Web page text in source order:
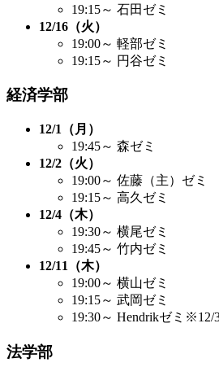
19:15～ 石田ゼミ
12/16（火）
19:00～ 軽部ゼミ
19:15～ 円谷ゼミ
経済学部
12/1（月）
19:45～ 森ゼミ
12/2（火）
19:00～ 佐藤（主）ゼミ
19:15～ 高久ゼミ
12/4（木）
19:30～ 横尾ゼミ
19:45～ 竹内ゼミ
12/11（木）
19:00～ 横山ゼミ
19:15～ 武岡ゼミ
19:30～ Hendrikゼミ
法学部